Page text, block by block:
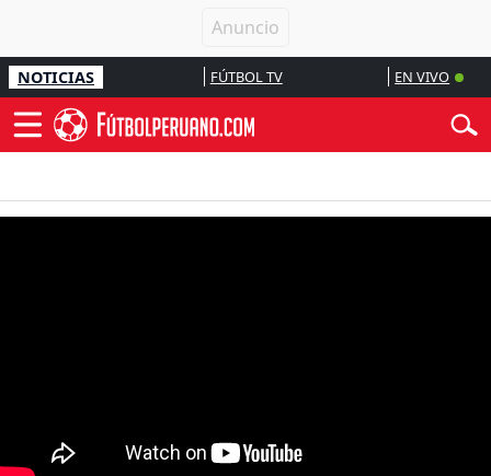
NOTICIAS FÚTBOL TV EN VIVO